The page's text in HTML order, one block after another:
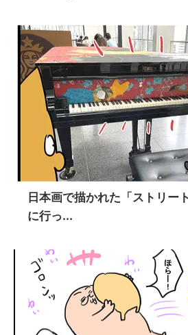
日本画で描かれた「ストリー
に行っ...